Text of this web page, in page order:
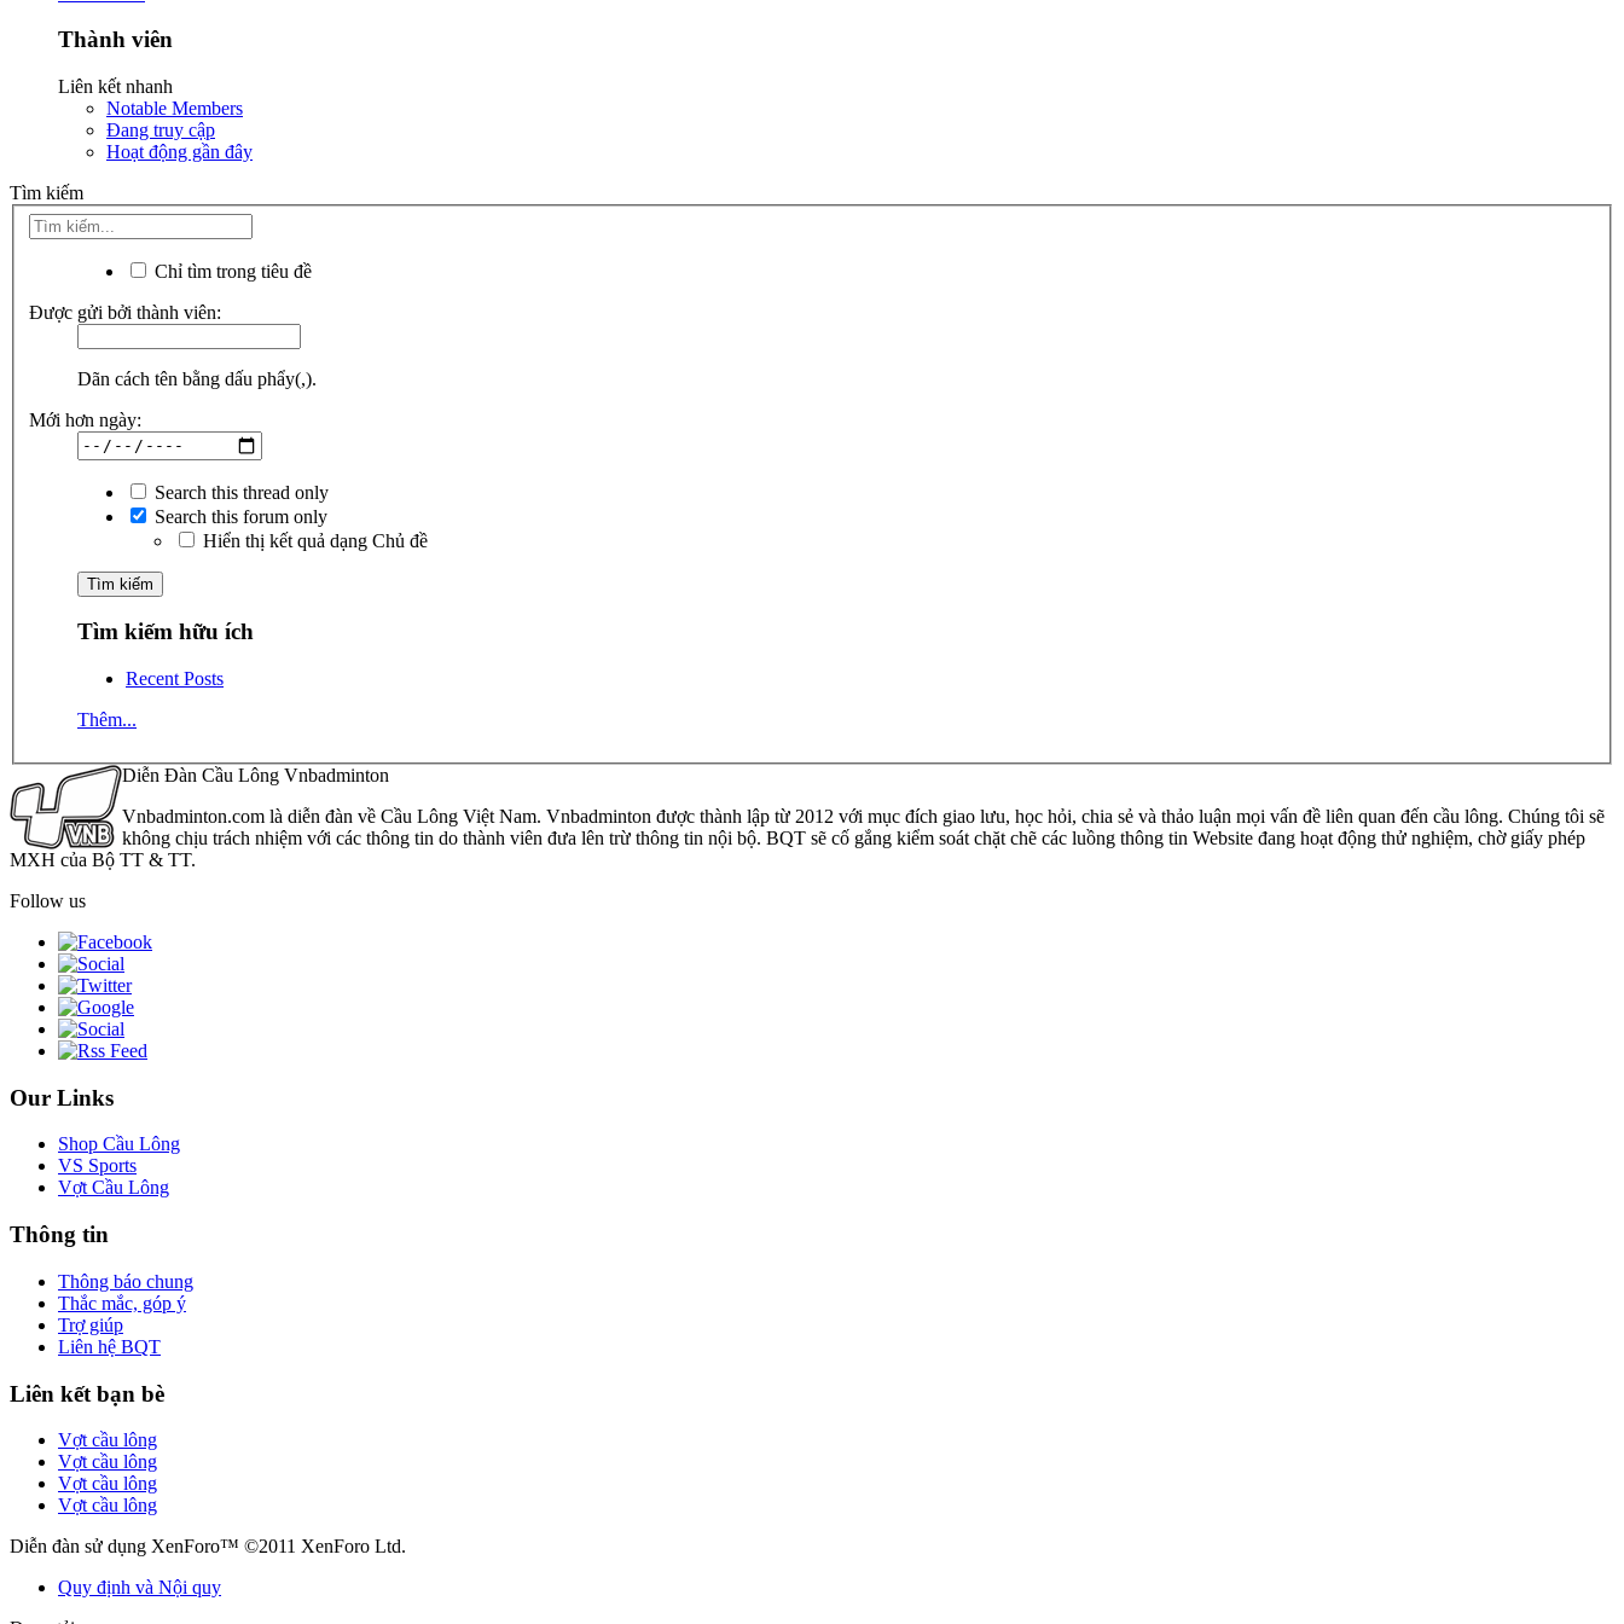
Thành viên
Liên kết nhanh
Notable Members
Đang truy cập
Hoạt động gần đây
Tìm kiếm
Chỉ tìm trong tiêu đề
Được gửi bởi thành viên:
Dãn cách tên bằng dấu phẩy(,).
Mới hơn ngày:
Search this thread only
Search this forum only
Hiển thị kết quả dạng Chủ đề
Tìm kiếm hữu ích
Recent Posts
Thêm...
Diễn Đàn Cầu Lông Vnbadminton
Vnbadminton.com là diễn đàn về Cầu Lông Việt Nam. Vnbadminton được thành lập từ 2012 với mục đích giao lưu, học hỏi, chia sẻ và thảo luận mọi vấn đề liên quan đến cầu lông. Chúng tôi sẽ
không chịu trách nhiệm với các thông tin do thành viên đưa lên trừ thông tin nội bộ. BQT sẽ cố gắng kiểm soát chặt chẽ các luồng thông tin Website đang hoạt động thử nghiệm, chờ giấy phép
MXH của Bộ TT & TT.
Follow us
Our Links
Shop Cầu Lông
VS Sports
Vợt Cầu Lông
Thông tin
Thông báo chung
Thắc mắc, góp ý
Trợ giúp
Liên hệ BQT
Liên kết bạn bè
Vợt cầu lông
Vợt cầu lông
Vợt cầu lông
Vợt cầu lông
Diễn đàn sử dụng XenForo™ ©2011 XenForo Ltd.
Quy định và Nội quy